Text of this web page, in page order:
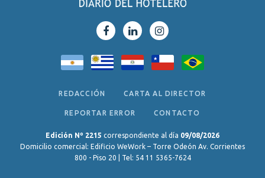
REDACCIÓN CARTA AL DIRECTOR
REPORTAR ERROR CONTACTO
Edición Nº 2215 correspondiente al día 09/08/2026
Domicilio comercial: Edificio WeWork – Torre Odeón Av. Corrientes
800 - Piso 20 | Tel: 54 11 5365-7624